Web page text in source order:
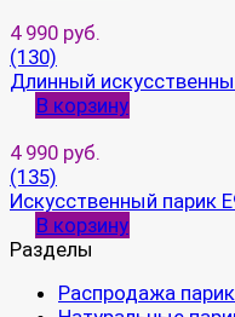
4 990 руб.
(130)
Длинный
В корзину
4 990 руб.
(135)
Искусственный парик
В корзину
Разделы
Распродажа